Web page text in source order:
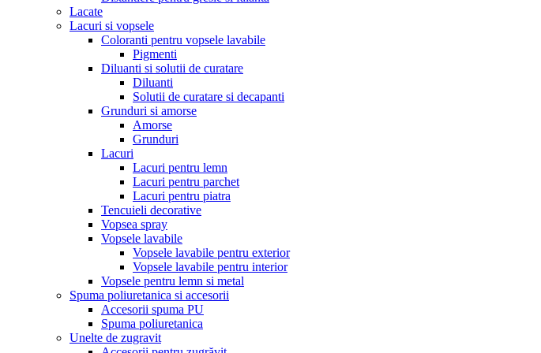
Lacate
Lacuri si vopsele
Coloranti pentru vopsele lavabile
Pigmenti
Diluanti si solutii de curatare
Diluanti
Solutii de curatare si decapanti
Grunduri si amorse
Amorse
Grunduri
Lacuri
Lacuri pentru lemn
Lacuri pentru parchet
Lacuri pentru piatra
Tencuieli decorative
Vopsea spray
Vopsele lavabile
Vopsele lavabile pentru exterior
Vopsele lavabile pentru interior
Vopsele pentru lemn si metal
Spuma poliuretanica si accesorii
Accesorii spuma PU
Spuma poliuretanica
Unelte de zugravit